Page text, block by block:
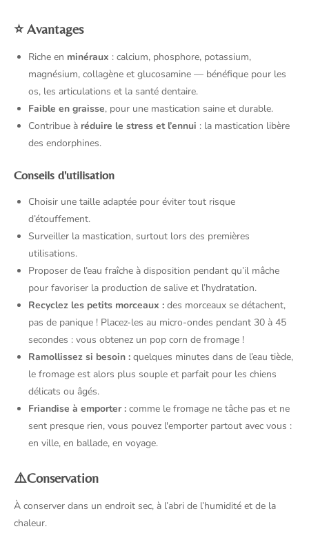
⭐Avantages
Riche en minéraux : calcium, phosphore, potassium,
magnésium, collagène et glucosamine — bénéfique pour les
os, les articulations et la santé dentaire.
Faible en graisse, pour une mastication saine et durable.
Contribue à réduire le stress et l’ennui : la mastication libère
des endorphines.
Conseils d'utilisation
Choisir une taille adaptée pour éviter tout risque
d’étouffement.
Surveiller la mastication, surtout lors des premières
utilisations.
Proposer de l’eau fraîche à disposition pendant qu’il mâche
pour favoriser la production de salive et l’hydratation.
Recyclez les petits morceaux : des morceaux se détachent,
pas de panique ! Placez-les au micro-ondes pendant 30 à 45
secondes : vous obtenez un pop corn de fromage !
Ramollissez si besoin : quelques minutes dans de l’eau tiède,
le fromage est alors plus souple et parfait pour les chiens
délicats ou âgés.
Friandise à emporter : comme le fromage ne tâche pas et ne
sent presque rien, vous pouvez l'emporter partout avec vous :
en ville, en ballade, en voyage.
⚠️Conservation
À conserver dans un endroit sec, à l’abri de l’humidité et de la
chaleur.